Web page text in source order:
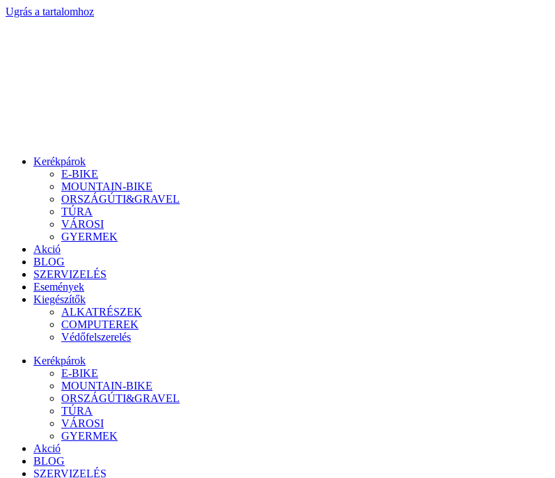
Ugrás a tartalomhoz
Kerékpárok
E-BIKE
MOUNTAIN-BIKE
ORSZÁGÚTI&GRAVEL
TÚRA
VÁROSI
GYERMEK
Akció
BLOG
SZERVIZELÉS
Események
Kiegészítők
ALKATRÉSZEK
COMPUTEREK
Védőfelszerelés
Kerékpárok
E-BIKE
MOUNTAIN-BIKE
ORSZÁGÚTI&GRAVEL
TÚRA
VÁROSI
GYERMEK
Akció
BLOG
SZERVIZELÉS